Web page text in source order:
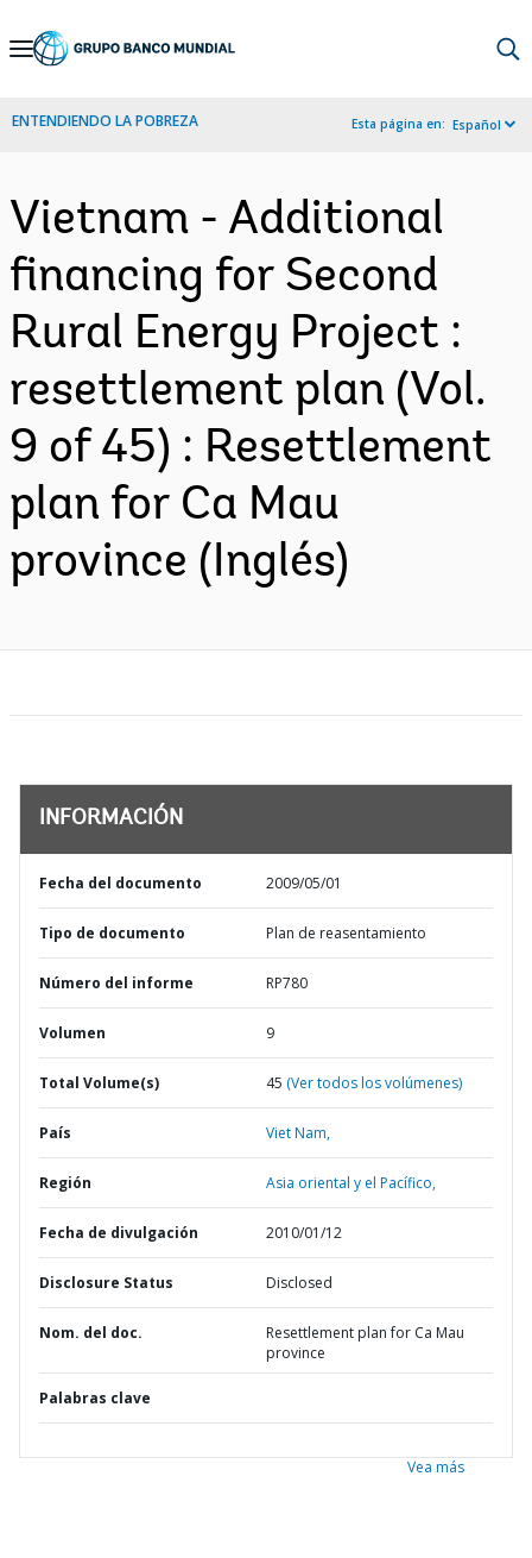
Skip
Navigation
ENTENDIENDO LA POBREZA Esta página en: Español
Vietnam - Additional
financing for Second
Rural Energy Project :
resettlement plan (Vol.
9 of 45) : Resettlement
plan for Ca Mau
province (Inglés)
INFORMACIÓN
Fecha del documento 2009/05/01
Tipo de documento Plan de reasentamiento
Número del informe RP780
Volumen 9
Total Volume(s) 45 (Ver todos los volúmenes)
País Viet Nam,
Región Asia oriental y el Pacífico,
Fecha de divulgación 2010/01/12
Disclosure Status Disclosed
Nom. del doc.
Resettlement plan for Ca Mau
province
Palabras clave
Vea más